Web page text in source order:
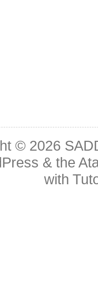
© 2026
& the
with